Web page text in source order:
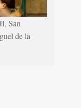
San
de la